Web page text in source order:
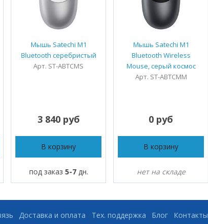
Мышь Satechi M1
Bluetooth серебристый
Арт. ST-ABTCMS
3 840 руб
В корзину
под заказ 5-7дн.
Мышь Satechi M1
Bluetooth Wireless
Mouse, серый космос
Арт. ST-ABTCMM
0 руб
В корзину
нет на складе
Доставка и оплата Тех. поддержка Блог Контакты